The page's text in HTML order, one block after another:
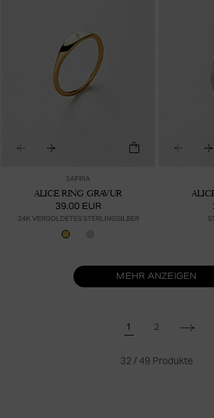
SAFIRA
ALICE RING GRAVUR
39.00 EUR
24K VERGOLDETES STERLINGSILBER
MEHR ANZEIGEN
1 2
32 / 49 Produkte